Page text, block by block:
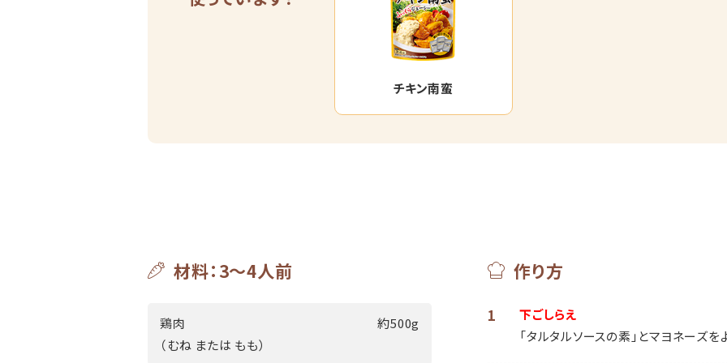
チキン南蛮
材料：3～4人前
鶏肉
（むね または もも）
約500g
作り方
1
下ごしらえ
「タルタルソースの素」とマヨネーズを